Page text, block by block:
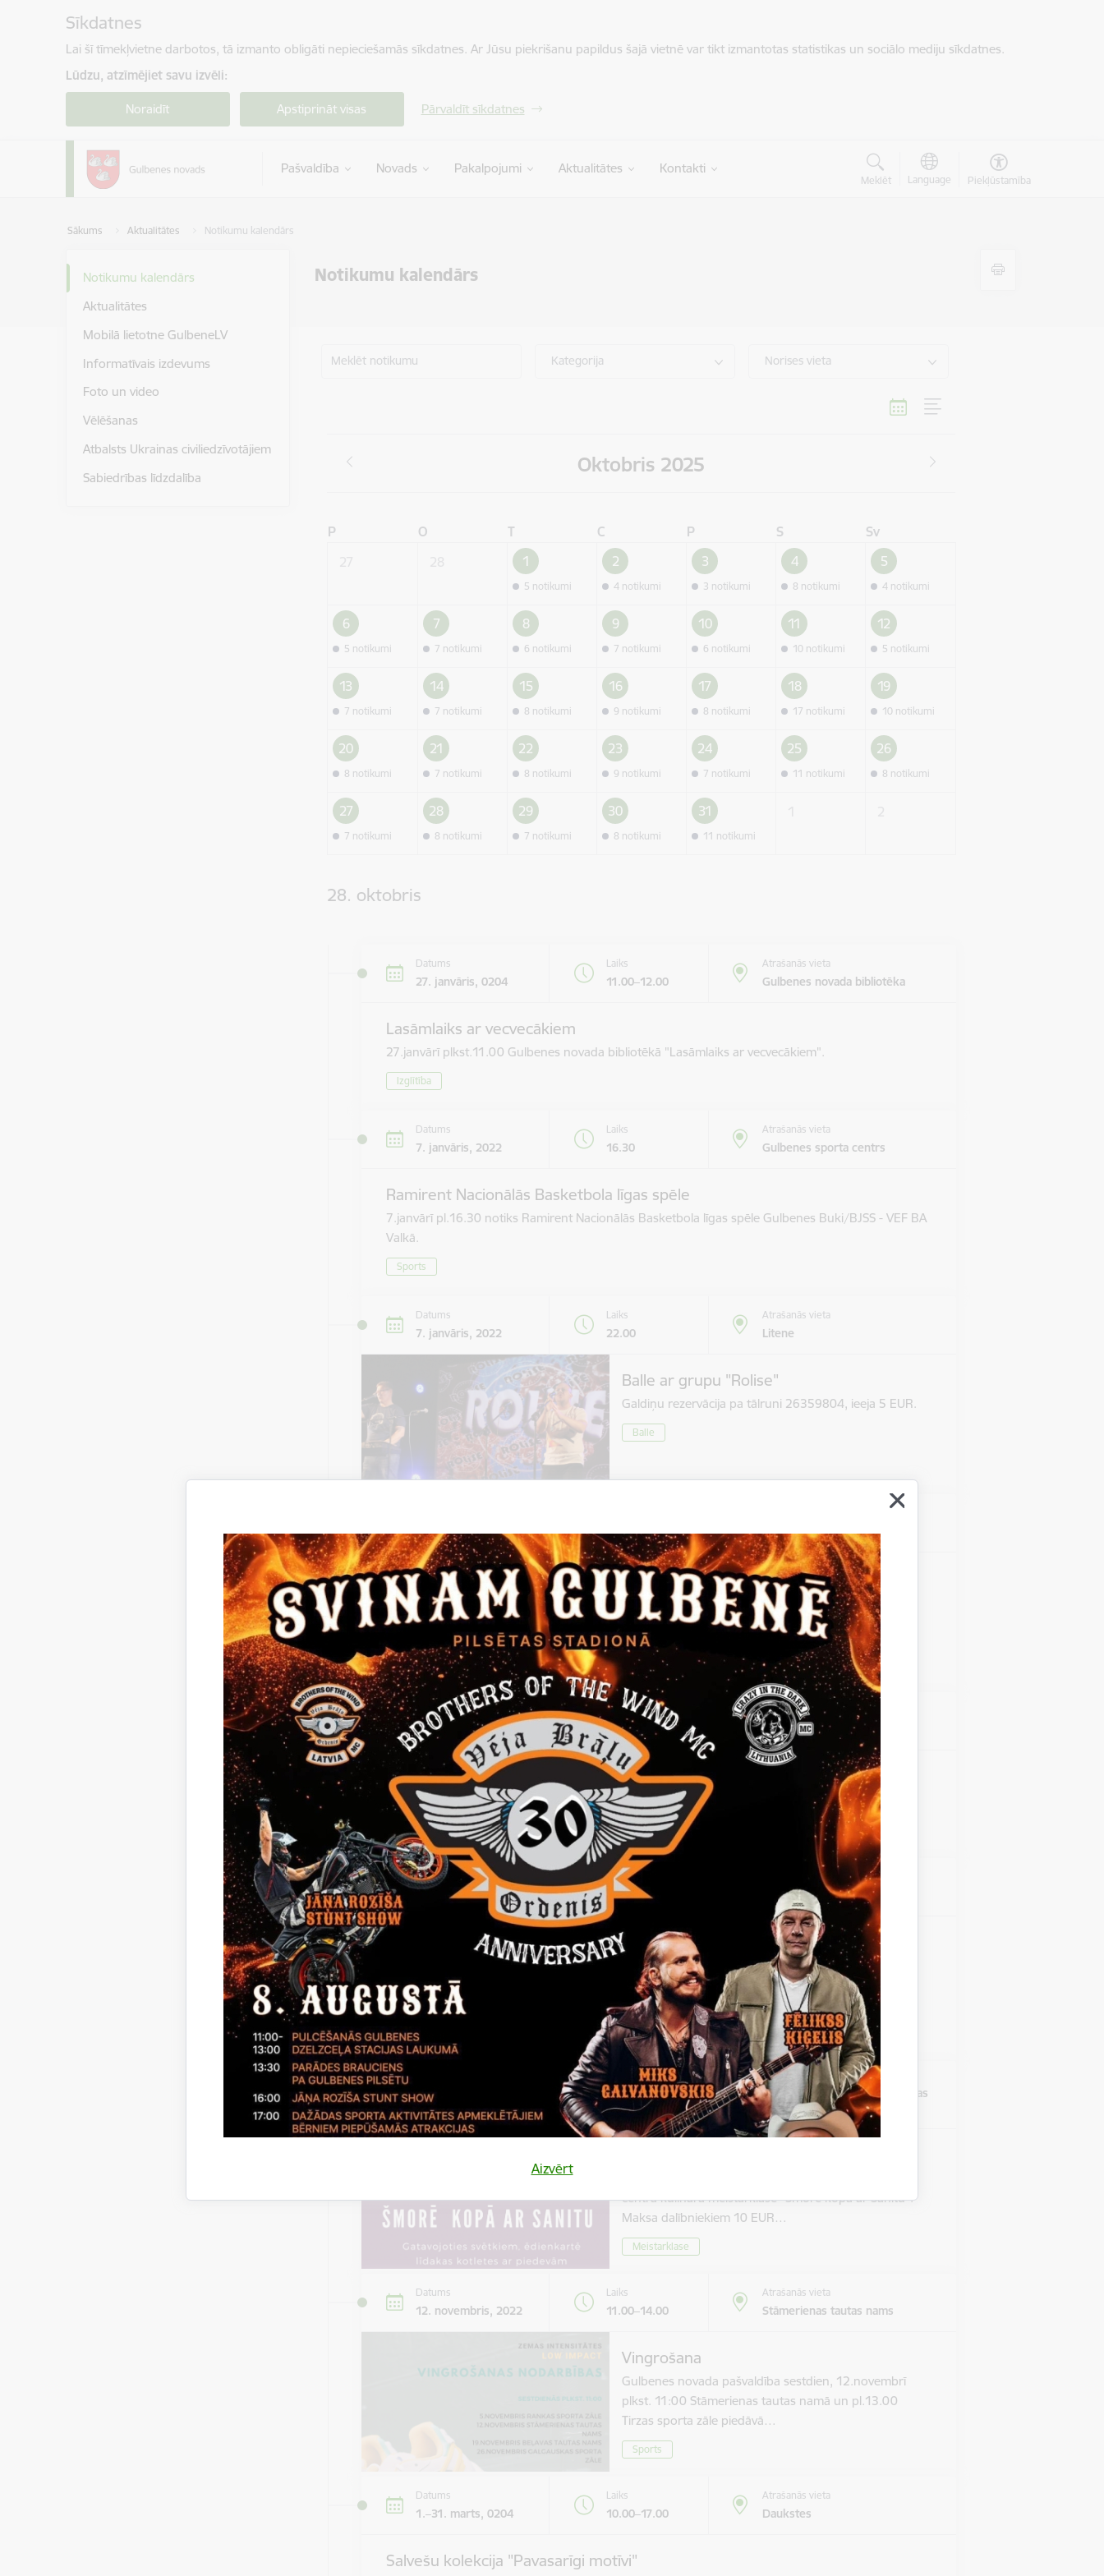
Sīkdatnes
Lai šī tīmekļvietne darbotos, tā izmanto obligāti nepieciešamās sīkdatnes. Ar Jūsu piekrišanu papildus šajā vietnē var tikt izmantotas statistikas un sociālo mediju sīkdatnes.
Lūdzu, atzīmējiet savu izvēli:
Noraidīt Apstiprināt visas Pārvaldīt sīkdatnes
Pašvaldība Novads Pakalpojumi Aktualitātes Kontakti
Meklēt Language Piekļūstamība
Sākums Aktualitātes Notikumu kalendārs
Notikumu kalendārs
Aizvērt
Notikumu kalendārs
Aktualitātes
Mobilā lietotne GulbeneLV
Informatīvais izdevums
Foto un video
Vēlēšanas
Atbalsts Ukrainas civiliedzīvotājiem
Sabiedrības līdzdalība
Meklēt notikumu Kategorija Norises vieta
Oktobris 2025
P O T C P S
Sv
1
5 notikumi
2
4 notikumi
3
3 notikumi
4
8 notikumi
5
4 notikumi
6
5 notikumi
7
7 notikumi
8
6 notikumi
9
7 notikumi
10
6 notikumi
11
10 notikumi
12
5 notikumi
13
7 notikumi
14
7 notikumi
15
8 notikumi
16
9 notikumi
17
8 notikumi
18
17 notikumi
19
10 notikumi
20
8 notikumi
21
7 notikumi
22
8 notikumi
23
9 notikumi
24
7 notikumi
25
11 notikumi
26
8 notikumi
27
7 notikumi
28
8 notikumi
29
7 notikumi
30
8 notikumi
31
11 notikumi
28. oktobris
Datums
27. janvāris, 0204
Laiks
11.00–12.00
Atrašanās vieta
Gulbenes novada bibliotēka
Lasāmlaiks ar vecvecākiem
27.janvārī plkst.11.00 Gulbenes novada bibliotēkā "Lasāmlaiks ar vecvecākiem".
Izglītība
Datums
7. janvāris, 2022
Laiks
16.30
Atrašanās vieta
Gulbenes sporta centrs
Ramirent Nacionālās Basketbola līgas spēle
7.janvārī pl.16.30 notiks Ramirent Nacionālās Basketbola līgas spēle Gulbenes Buki/BJSS - VEF BA
Valkā.
Sports
Datums
7. janvāris, 2022
Laiks
22.00
Atrašanās vieta
Litene
Balle ar grupu "Rolise"
Galdiņu rezervācija pa tālruni 26359804, ieeja 5 EUR.
Balle
14. janvāris, 2022 16.00 Gulbenes kultūras centrs
Filma "Janvāris"
Ieeja 5 EUR
Kino
Datums
24. marts, 2022
Laiks
12.00
Atrašanās vieta
Gulbenes kultūras centrs
Gulbenes novada skolēnu Teātra diena
24. martā Gulbenes kultūras centrā Gulbenes novada skolēnu Teātra diena
Pasākums
Datums
10. augusts, 2022
Laiks
18.00
Atrašanās vieta
Stāmerienas pils
Katalonijas bundzinieku koncerts "Fills De
La Flama"
10.augustā 18:00 pie Stāmerienas pils Katalonijas
bundzinieku koncerts "Fills De La Flama".
Koncerts
12. novembris, 2022
Laiks
10.00
Atrašanās vieta
Druvienas Latviskās dzīvesziņas
centrs
centrā kulinārā meistarklase "Šmorē kopā ar Sanitu".
Maksa dalībniekiem 10 EUR…
Meistarklase
Datums
12. novembris, 2022
Laiks
11.00–14.00
Atrašanās vieta
Stāmerienas tautas nams
Vingrošana
Gulbenes novada pašvaldība sestdien, 12.novembrī
plkst. 11:00 Stāmerienas tautas namā un pl.13.00
Tirzas sporta zāle piedāvā…
Sports
Datums
1.–31. marts, 0204
Laiks
10.00–17.00
Atrašanās vieta
Daukstes
Salvešu kolekcija "Pavasarīgi motīvi"